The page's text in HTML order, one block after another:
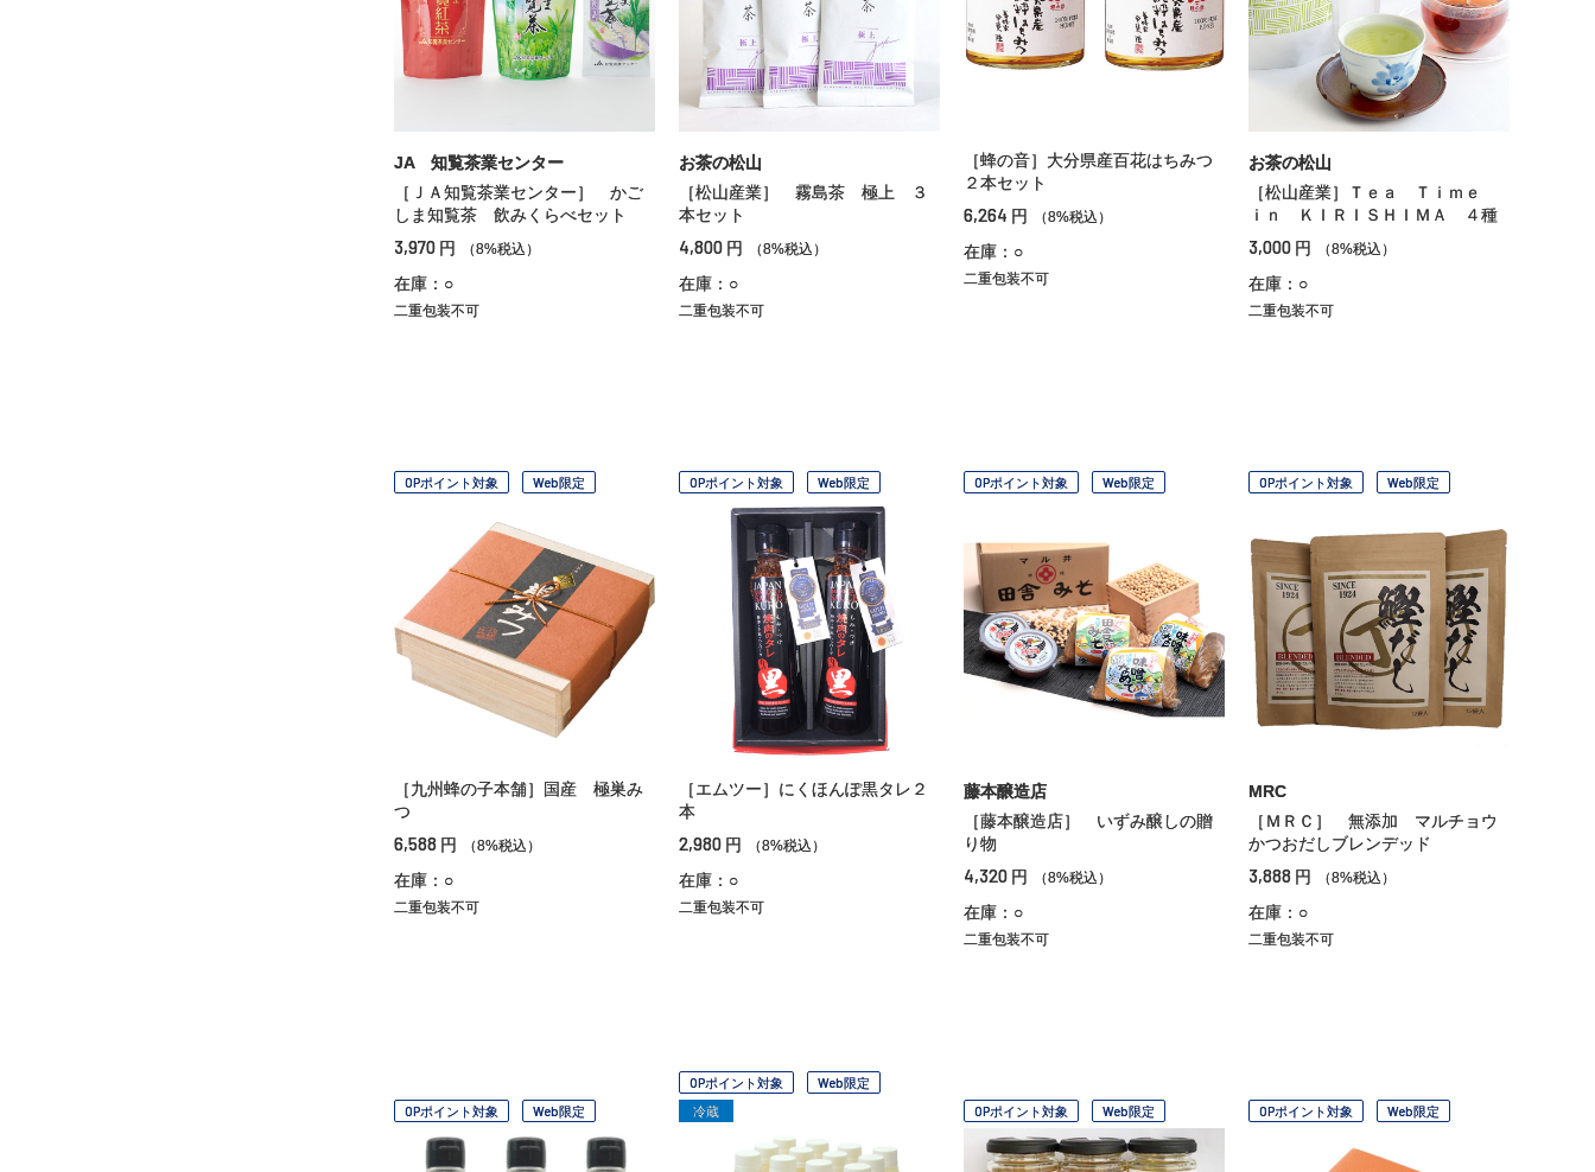
JA 知覧茶業センター
［ＪＡ知覧茶業センター］ かご
しま知覧茶 飲みくらべセット
3,970 円 （8%税込）
在庫：○
二重包装不可
お茶の松山
［松山産業］ 霧島茶 極上 ３
本セット
4,800 円 （8%税込）
在庫：○
二重包装不可
［蜂の音］大分県産百花はちみつ
２本セット
6,264 円 （8%税込）
在庫：○
二重包装不可
お茶の松山
［松山産業］Ｔｅａ Ｔｉｍｅ
ｉｎ ＫＩＲＩＳＨＩＭＡ ４種
3,000 円 （8%税込）
在庫：○
二重包装不可
OPポイント対象 Web限定
［九州蜂の子本舗］国産 極巣み
つ
6,588 円 （8%税込）
在庫：○
二重包装不可
OPポイント対象 Web限定
［エムツー］にくほんぽ黒タレ２
本
2,980 円 （8%税込）
在庫：○
二重包装不可
OPポイント対象 Web限定
藤本醸造店
［藤本醸造店］ いずみ醸しの贈
り物
4,320 円 （8%税込）
在庫：○
二重包装不可
OPポイント対象 Web限定
MRC
［ＭＲＣ］ 無添加 マルチョウ
かつおだしブレンデッド
3,888 円 （8%税込）
在庫：○
二重包装不可
OPポイント対象 Web限定
OPポイント対象
Web限定
冷蔵
OPポイント対象 Web限定 OPポイント対象 Web限定